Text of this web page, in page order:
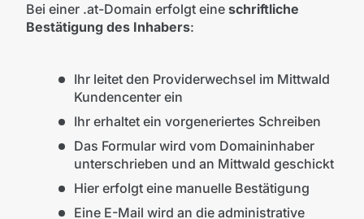
Bei einer .at-Domain erfolgt eine schriftliche
Bestätigung des Inhabers:
Ihr leitet den Providerwechsel im Mittwald
Kundencenter ein
Ihr erhaltet ein vorgeneriertes Schreiben
Das Formular wird vom Domaininhaber
unterschrieben und an Mittwald geschickt
Hier erfolgt eine manuelle Bestätigung
Eine E-Mail wird an die administrative